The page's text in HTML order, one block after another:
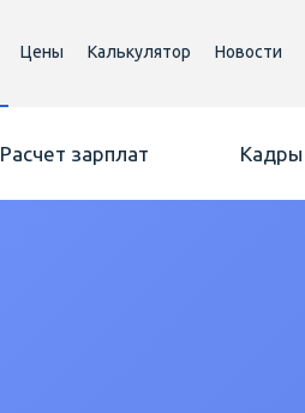
Цены Калькулятор Новости
Расчет зарплат Кадры